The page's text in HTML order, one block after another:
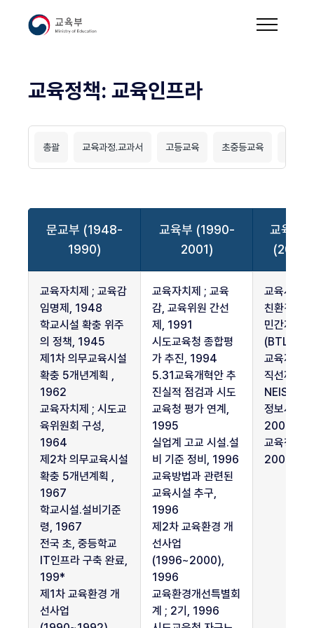
교육정책: 교육인프라
총괄 교육과정.교과서 고등교육 초중등교육
문교부 (1948-
1990)
교육부 (1990-
2001)
교육인
교육자치제 ; 교육감
임명제, 1948
학교시설 확충 위주
의 정책, 1945
제1차 의무교육시설
확충 5개년계획 ,
1962
교육자치제 ; 시도교
육위원회 구성,
1964
제2차 의무교육시설
확충 5개년계획 ,
1967
학교시설.설비기준
령, 1967
전국 초, 중등학교
IT인프라 구축 완료,
199*
제1차 교육환경 개
선사업
교육자치제 ; 교육
감, 교육위원 간선
제, 1991
시도교육청 종합평
가 추진, 1994
5.31교육개혁안 추
진실적 점검과 시도
교육청 평가 연계,
1995
실업계 고교 시설.설
비 기준 정비, 1996
교육방법과 관련된
교육시설 추구,
1996
제2차 교육환경 개
선사업
(1996~2000),
1996
교육환경개선특별회
계 ; 2기, 1996
교육시설
친환경화,
민간자본
(BTL사
교육자치
직선제,
NEIS(종합
정보시스
2006
교육청
2008